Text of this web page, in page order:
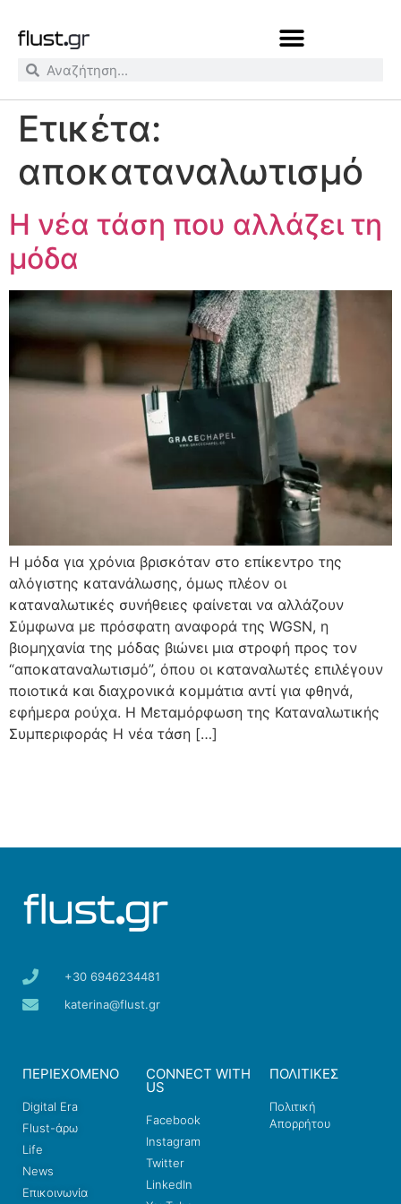
Ετικέτα:
αποκαταναλωτισμό
Η νέα τάση που αλλάζει τη
μόδα
Η μόδα για χρόνια βρισκόταν στο επίκεντρο της
αλόγιστης κατανάλωσης, όμως πλέον οι
καταναλωτικές συνήθειες φαίνεται να αλλάζουν
Σύμφωνα με πρόσφατη αναφορά της WGSN, η
βιομηχανία της μόδας βιώνει μια στροφή προς τον
“αποκαταναλωτισμό”, όπου οι καταναλωτές επιλέγουν
ποιοτικά και διαχρονικά κομμάτια αντί για φθηνά,
εφήμερα ρούχα. Η Μεταμόρφωση της Καταναλωτικής
Συμπεριφοράς Η νέα τάση […]
+30 6946234481
katerina@flust.gr
ΠΕΡΙΕΧΟΜΕΝΟ
Digital Era
Flust-άρω
Life
News
Επικοινωνία
CONNECT WITH
US
Facebook
Instagram
Twitter
LinkedIn
ΠΟΛΙΤΙΚΕΣ
Πολιτική
Απορρήτου